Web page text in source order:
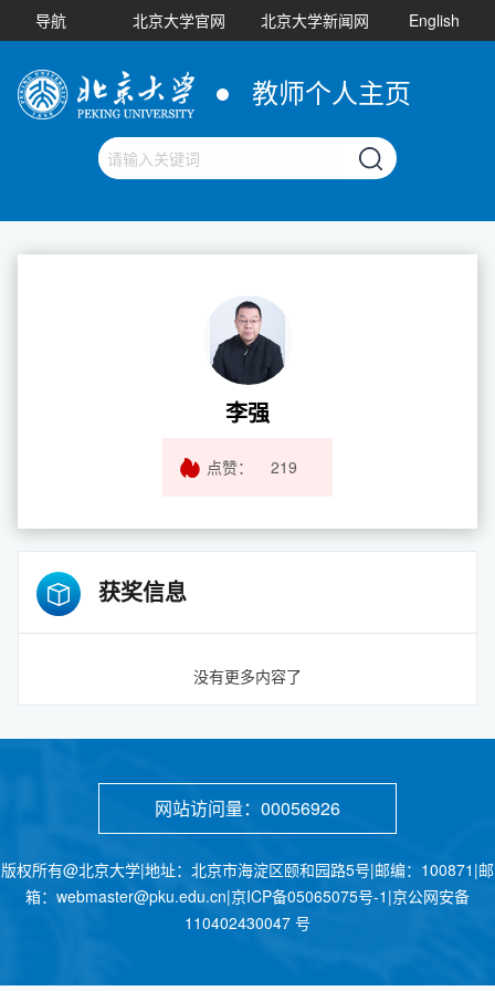
导航 北京大学官网 北京大学新闻网 English
教师个人主页
李强
点赞： 219
获奖信息
没有更多内容了
网站访问量： 00056926
版权所有@北京大学|地址：北京市海淀区颐和园路5号|邮编：100871|邮
箱：webmaster@pku.edu.cn|京ICP备05065075号-1|京公网安备
110402430047 号